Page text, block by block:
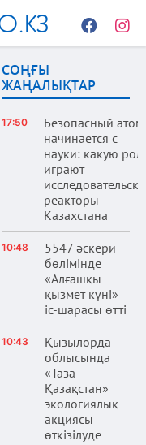
Facebook
СОҢҒЫ
ЖАҢАЛЫҚТАР
17:50
Безопасный атом
начинается с
науки: какую
играют
реакторы
Казахстана
10:48
5547 әскери
бөлімінде
«Алғашқы
қызмет күні»
іс-шарасы өтті
10:43
Қызылорда
облысында
«Таза
Қазақстан»
экологиялық
акциясы
өткізілуде